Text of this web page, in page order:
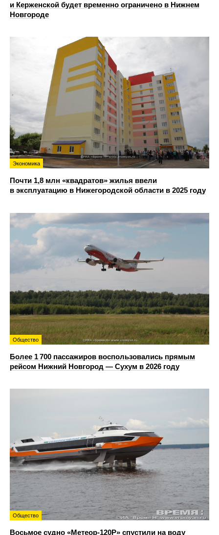
и Керженской будет временно ограничено в Нижнем
Новгороде
Экономика
Почти 1,8 млн «квадратов» жилья ввели
в эксплуатацию в Нижегородской области в 2025 году
Общество
Более 1 700 пассажиров воспользовались прямым
рейсом Нижний Новгород — Сухум в 2026 году
Общество
Восьмое судно «Метеор-120Р» спустили на воду